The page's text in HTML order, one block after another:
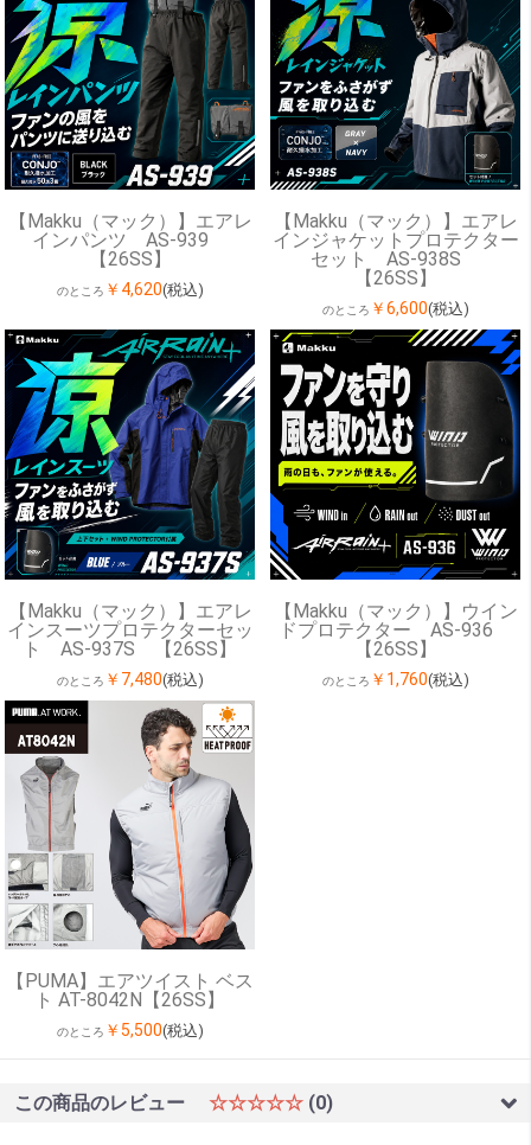
【Makku（マック）】エアレ
インパンツ AS-939
【26SS】
のところ ￥4,620(税込)
【Makku（マック）】エアレ
インジャケットプロテクター
セット AS-938S
【26SS】
のところ ￥6,600(税込)
【Makku（マック）】エアレ
インスーツプロテクターセッ
ト AS-937S 【26SS】
のところ ￥7,480(税込)
【Makku（マック）】ウイン
ドプロテクター AS-936
【26SS】
のところ ￥1,760(税込)
【PUMA】エアツイスト ベス
ト AT-8042N【26SS】
のところ ￥5,500(税込)
この商品のレビュー ☆☆☆☆☆ (0)